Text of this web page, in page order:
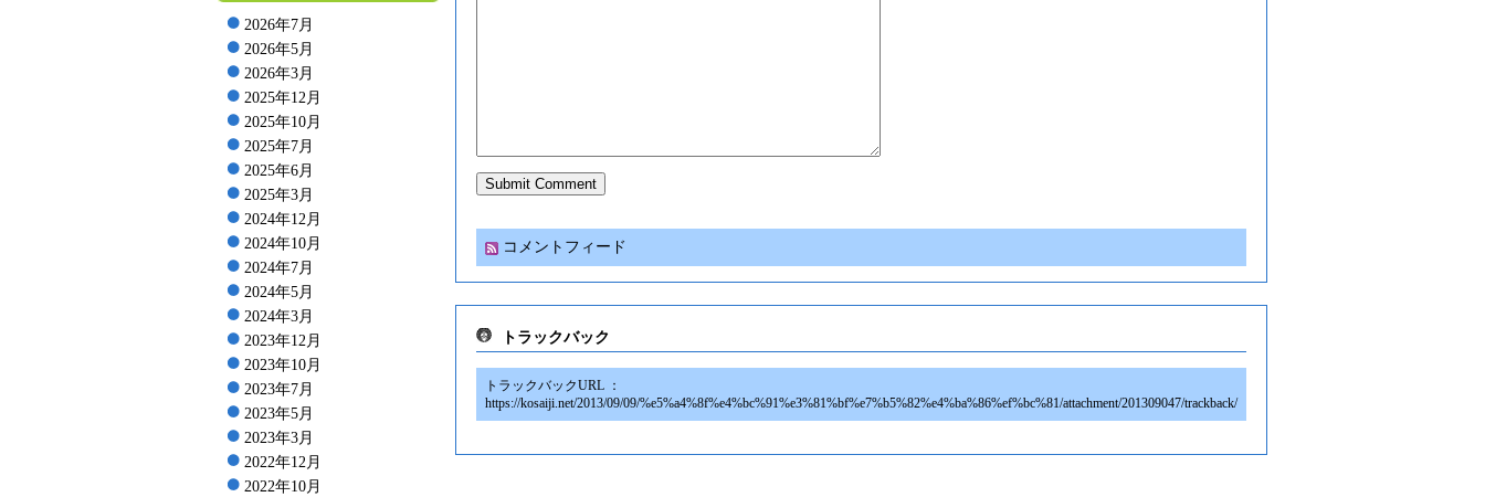
2026年7月
2026年5月
2026年3月
2025年12月
2025年10月
2025年7月
2025年6月
2025年3月
2024年12月
2024年10月
2024年7月
2024年5月
2024年3月
2023年12月
2023年10月
2023年7月
2023年5月
2023年3月
2022年12月
2022年10月
コメントフィード
トラックバック
トラックバックURL ：
https://kosaiji.net/2013/09/09/%e5%a4%8f%e4%bc%91%e3%81%bf%e7%b5%82%e4%ba%86%ef%bc%81/attachment/201309047/trackback/